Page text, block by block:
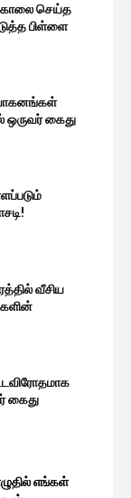
செய்த
பிள்ளை
ஒருவர் கைது
வீசிய
கைது
எங்கள்